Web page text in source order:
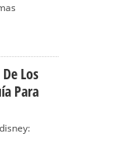
Los
Para